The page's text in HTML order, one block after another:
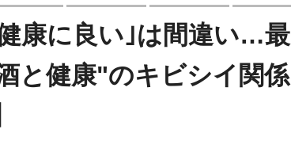
康に良い｣は間違い…最
と健康"のキビシイ関係